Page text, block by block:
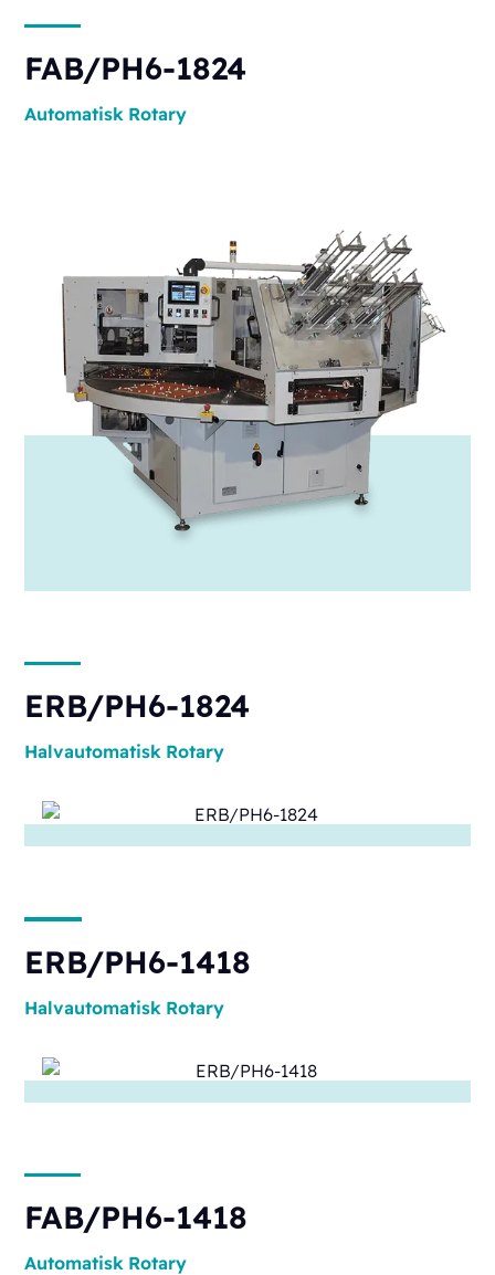
FAB/PH6-1824
Automatisk Rotary
ERB/PH6-1824
Halvautomatisk Rotary
ERB/PH6-1418
Halvautomatisk Rotary
FAB/PH6-1418
Automatisk Rotary